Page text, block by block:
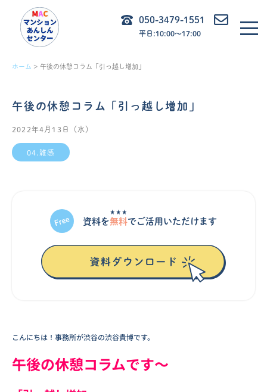
050-3479-1551
平日:10:00〜17:00
ホーム 午後の休憩コラム「引っ越し増加」
午後の休憩コラム「引っ越し増加」
2022年4月13日（水）
04.雑感
資料を無料
★★★
でご活⽤いただけます
こんにちは！事務所が渋谷の渋谷貴博です。
午後の休憩コラムです～